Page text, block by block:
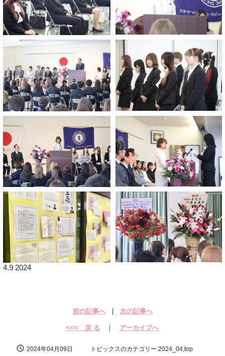
4.9 2024
前の記事へ| 次の記事へ
<<< 戻 る ｜ アーカイブへ
2024年04月09日 トピックスのカテゴリー:2024_04,top